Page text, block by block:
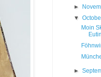
►
▼
Moin
►